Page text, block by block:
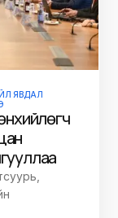
ЯВДАЛ